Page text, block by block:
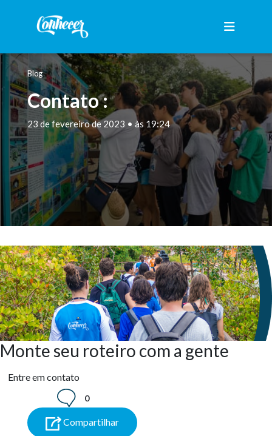
Blog
Contato :
23 de fevereiro de 2023 • às 19:24
Monte seu roteiro com a gente
Entre em contato
0
Compartilhar